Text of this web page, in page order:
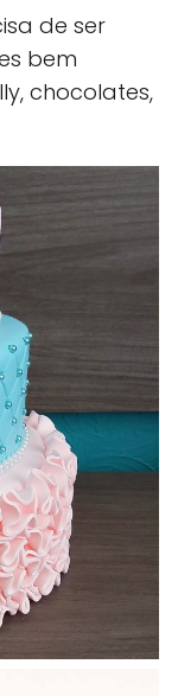
de ser
bem
chocolates,